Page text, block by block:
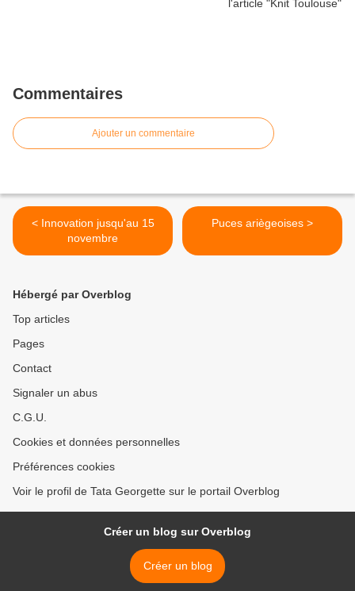
Commentaires
Ajouter un commentaire
< Innovation jusqu'au 15
novembre
Puces ariègeoises >
Hébergé par Overblog
Top articles
Pages
Contact
Signaler un abus
C.G.U.
Cookies et données personnelles
Préférences cookies
Voir le profil de Tata Georgette sur le portail Overblog
Créer un blog sur Overblog
Créer un blog